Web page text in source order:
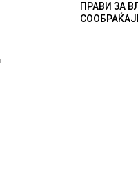
ПРАВИ ЗА